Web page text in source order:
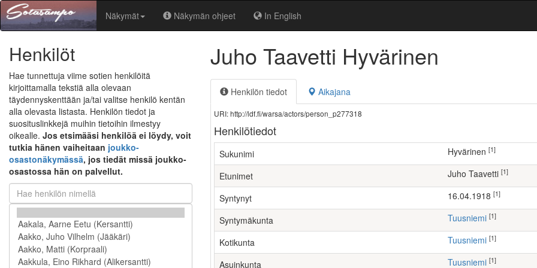
Näkymät Näkymän ohjeet In English
Henkilöt
Hae tunnettuja viime sotien henkilöitä
kirjoittamalla tekstiä alla olevaan
täydennyskenttään ja/tai valitse henkilö kentän
alla olevasta listasta. Henkilön tiedot ja
suosituslinkkejä muihin tietoihin ilmestyy
oikealle. Jos etsimääsi henkilöä ei löydy, voit
tutkia hänen vaiheitaan joukko-
osastonäkymässä, jos tiedät missä joukko-
osastossa hän on palvellut.
Juho Taavetti Hyvärinen
Henkilön tiedot Aikajana
URI: http://ldf.fi/warsa/actors/person_p277318
Henkilötiedot
Sukunimi Hyvärinen [1]
Etunimet Juho Taavetti [1]
Syntynyt 16.04.1918 [1]
Syntymäkunta Tuusniemi [1]
Kotikunta Tuusniemi [1]
Asuinkunta Tuusniemi [1]